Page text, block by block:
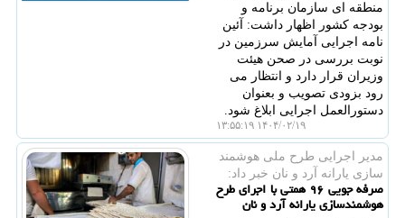
منطقه ای سازمان برنامه و
بودجه کشور اظهار داشت: آئین
نامه اجرایی آمایش سرزمین در
نوبت بررسی در صحن هیئت
وزیران قرار دارد و انتظار می
رود بزودی تصویب و بعنوان
دستورالعمل اجرایی ابلاغ شود.
۱۴۰۴/۰۲/۱۹ ۱۳:۵۵:۱۹
مدیر اجرایی طرح ملی هوشمند
سازی یارانه آرد و نان خبر داد:
صرفه جویی ۹۶ همتی با اجرای طرح
هوشمندسازی یارانه آرد و نان